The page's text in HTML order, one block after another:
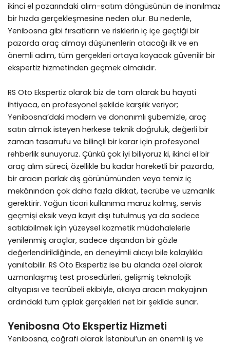
ikinci el pazarındaki alım-satım döngüsünün de inanılmaz
bir hızda gerçekleşmesine neden olur. Bu nedenle,
Yenibosna gibi fırsatların ve risklerin iç içe geçtiği bir
pazarda araç almayı düşünenlerin atacağı ilk ve en
önemli adım, tüm gerçekleri ortaya koyacak güvenilir bir
ekspertiz hizmetinden geçmek olmalıdır.
RS Oto Ekspertiz olarak biz de tam olarak bu hayati
ihtiyaca, en profesyonel şekilde karşılık veriyor;
Yenibosna’daki modern ve donanımlı şubemizle, araç
satın almak isteyen herkese teknik doğruluk, değerli bir
zaman tasarrufu ve bilinçli bir karar için profesyonel
rehberlik sunuyoruz. Çünkü çok iyi biliyoruz ki, ikinci el bir
araç alım süreci, özellikle bu kadar hareketli bir pazarda,
bir aracın parlak dış görünümünden veya temiz iç
mekânından çok daha fazla dikkat, tecrübe ve uzmanlık
gerektirir. Yoğun ticari kullanıma maruz kalmış, servis
geçmişi eksik veya kayıt dışı tutulmuş ya da sadece
satılabilmek için yüzeysel kozmetik müdahalelerle
yenilenmiş araçlar, sadece dışarıdan bir gözle
değerlendirildiğinde, en deneyimli alıcıyı bile kolaylıkla
yanıltabilir. RS Oto Ekspertiz ise bu alanda özel olarak
uzmanlaşmış test prosedürleri, gelişmiş teknolojik
altyapısı ve tecrübeli ekibiyle, alıcıya aracın makyajının
ardındaki tüm çıplak gerçekleri net bir şekilde sunar.
Yenibosna Oto Ekspertiz Hizmeti
Yenibosna, coğrafi olarak İstanbul’un en önemli iş ve